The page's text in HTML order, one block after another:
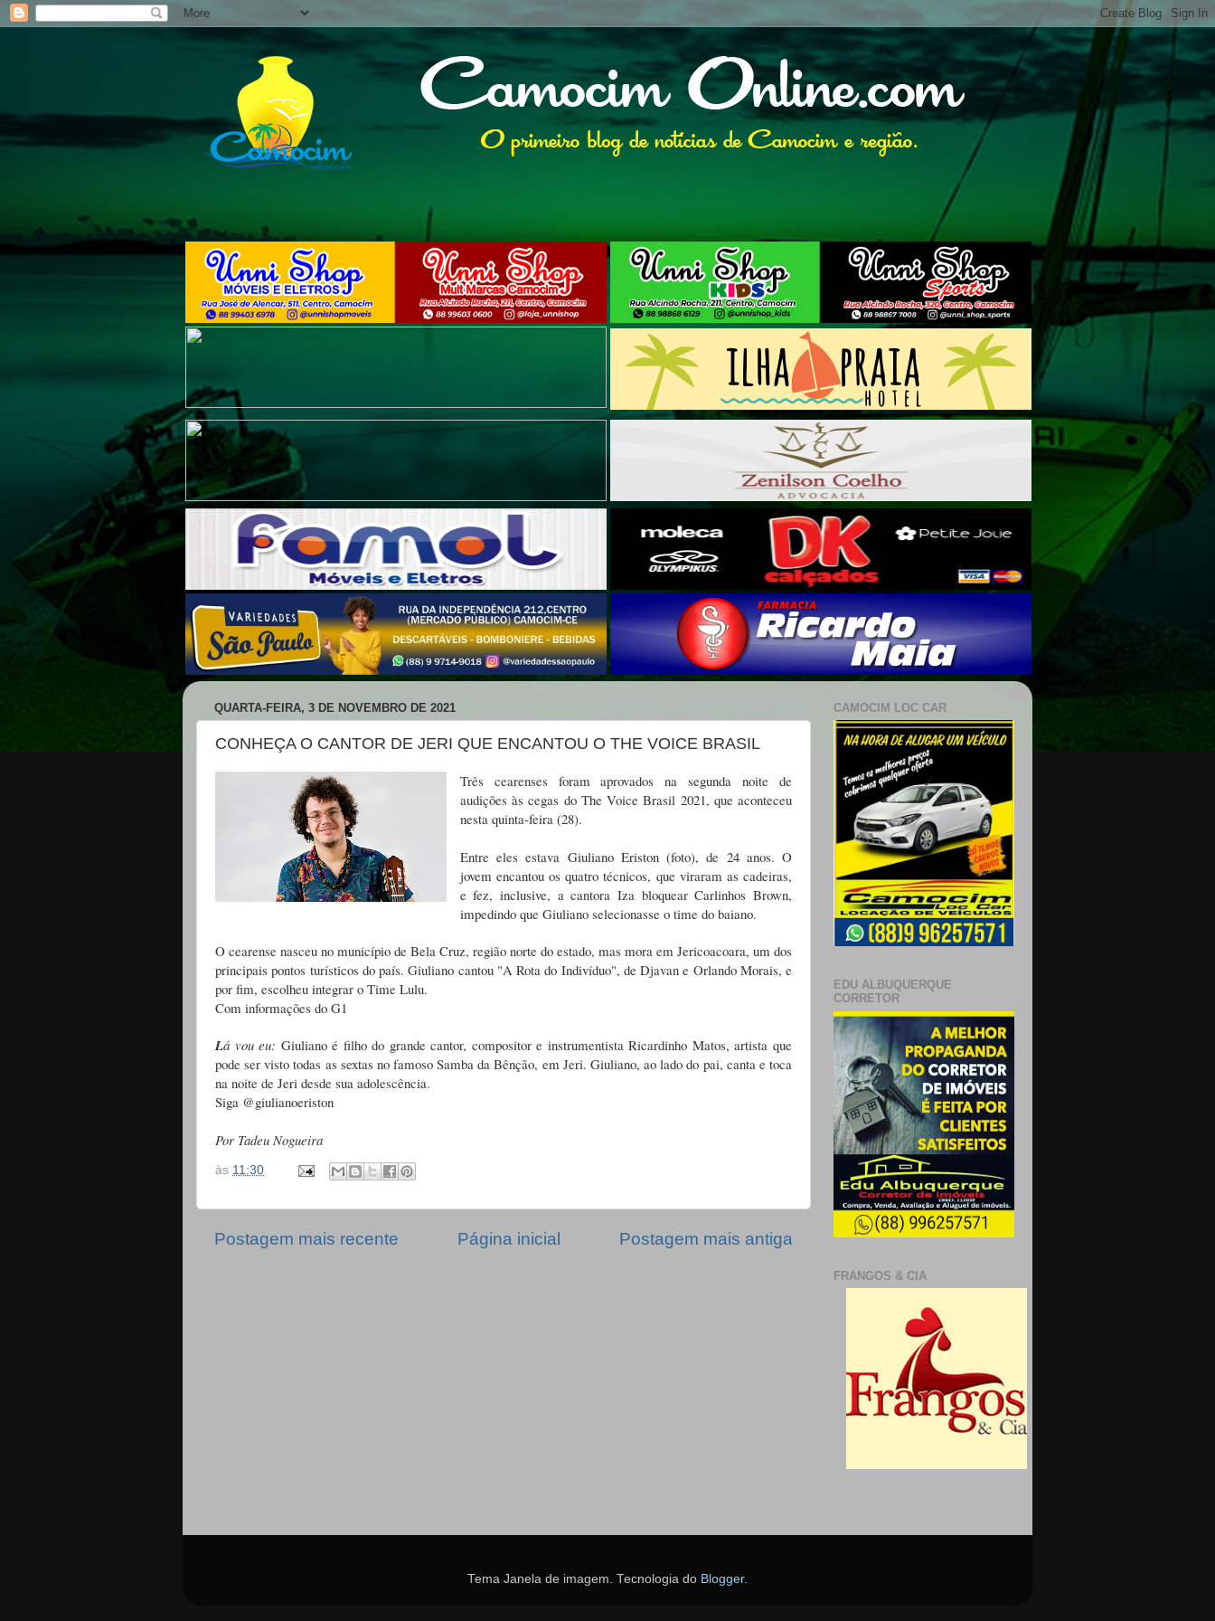
QUARTA-FEIRA, 3 DE NOVEMBRO DE 2021
CONHEÇA O CANTOR DE JERI QUE ENCANTOU O THE VOICE BRASIL
Três cearenses foram aprovados na segunda noite de
audições às cegas do The Voice Brasil 2021, que aconteceu
nesta quinta-feira (28).
Entre eles estava Giuliano Eriston (foto), de 24 anos. O
jovem encantou os quatro técnicos, que viraram as cadeiras,
e fez, inclusive, a cantora Iza bloquear Carlinhos Brown,
impedindo que Giuliano selecionasse o time do baiano.
O cearense nasceu no município de Bela Cruz, região norte do estado, mas mora em Jericoacoara, um dos
principais pontos turísticos do país. Giuliano cantou "A Rota do Indivíduo", de Djavan e Orlando Morais, e
por fim, escolheu integrar o Time Lulu.
Com informações do G1
Lá vou eu: Giuliano é filho do grande cantor, compositor e instrumentista Ricardinho Matos, artista que
pode ser visto todas as sextas no famoso Samba da Bênção, em Jeri. Giuliano, ao lado do pai, canta e toca
na noite de Jeri desde sua adolescência.
Siga @giulianoeriston
Por Tadeu Nogueira
às 11:30
Postagem mais recente Postagem mais antiga
Página inicial
CAMOCIM LOC CAR
EDU ALBUQUERQUE
CORRETOR
FRANGOS & CIA
Tema Janela de imagem. Tecnologia do Blogger.